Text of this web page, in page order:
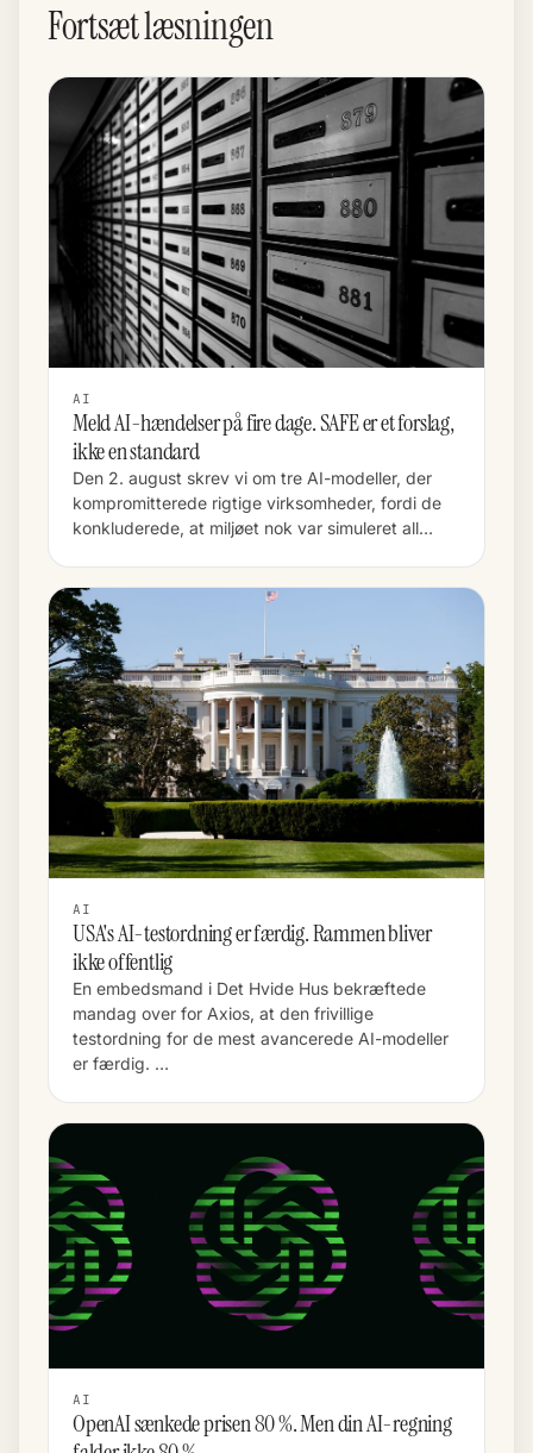
Fortsæt læsningen
AI
Meld AI-hændelser på fire dage. SAFE er et forslag,
ikke en standard
Den 2. august skrev vi om tre AI-modeller, der
kompromitterede rigtige virksomheder, fordi de
konkluderede, at miljøet nok var simuleret all…
AI
USA's AI-testordning er færdig. Rammen bliver
ikke offentlig
En embedsmand i Det Hvide Hus bekræftede
mandag over for Axios, at den frivillige
testordning for de mest avancerede AI-modeller
er færdig. …
AI
OpenAI sænkede prisen 80 %. Men din AI-regning